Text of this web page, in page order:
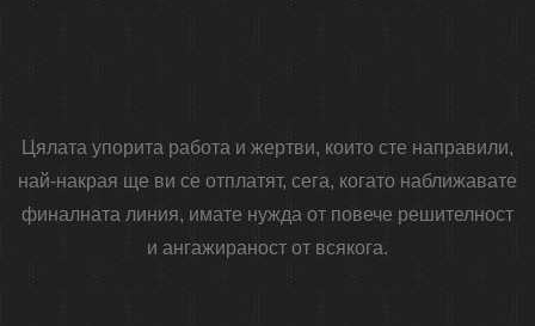
Цялата упорита работа и жертви, които сте направили,
най-накрая ще ви се отплатят, сега, когато наближавате
финалната линия, имате нужда от повече решителност
и ангажираност от всякога.